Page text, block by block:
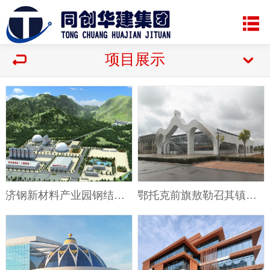
项目展示
济钢新材料产业园钢结构廊道工程 鄂托克前旗敖勒召其镇东南部生态空间智能温室工程